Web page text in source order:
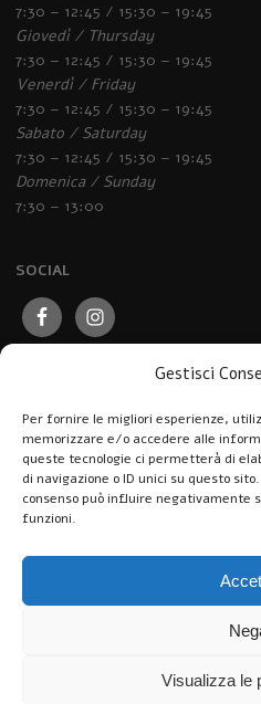
Gestisci
Per fornire le migliori esperienze,
memorizzare e/o accedere alle
queste tecnologie ci permetterà di
di navigazione o ID unici su questo
consenso può influire negativamente
funzioni.
Visualizza le
7:30 – 12:45 / 15:30 – 19:45
Giovedì / Thursday
7:30 – 12:45 / 15:30 – 19:45
Venerdì / Friday
7:30 – 12:45 / 15:30 – 19:45
Sabato / Saturday
7:30 – 12:45 / 15:30 – 19:45
Domenica / Sunday
7:30 – 13:00
SOCIAL
Pasticceria Caffè Nuovo Mondo ©